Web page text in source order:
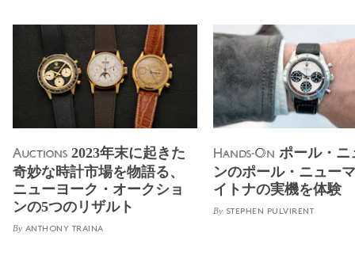
Auctions 2023年末に起きた
奇妙な時計市場を物語る、
ニューヨーク・オークショ
ンの5つのリザルト
By ANTHONY TRAINA
Hands-On ポール・ニ
ンのポール・ニュー
イトナの実機を体験
By STEPHEN PULVIRENT